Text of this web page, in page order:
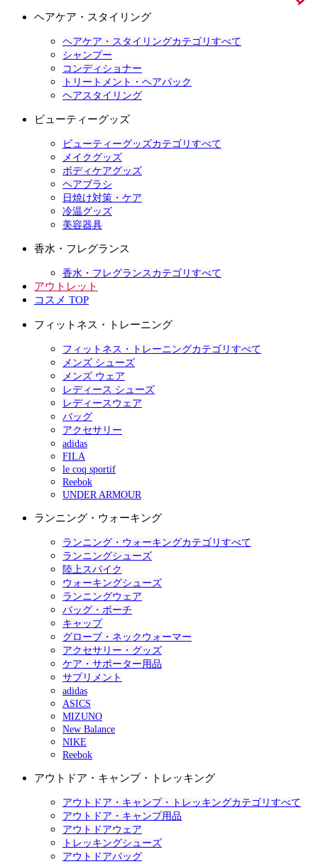
ヘアケア・スタイリング
ヘアケア・スタイリングカテゴリすべて
シャンプー
コンディショナー
トリートメント・ヘアパック
ヘアスタイリング
ビューティーグッズ
ビューティーグッズカテゴリすべて
メイクグッズ
ボディケアグッズ
ヘアブラシ
日焼け対策・ケア
冷温グッズ
美容器具
香水・フレグランス
香水・フレグランスカテゴリすべて
アウトレット
コスメ TOP
フィットネス・トレーニング
フィットネス・トレーニングカテゴリすべて
メンズ シューズ
メンズ ウェア
レディース シューズ
レディースウェア
バッグ
アクセサリー
adidas
FILA
le coq sportif
Reebok
UNDER ARMOUR
ランニング・ウォーキング
ランニング・ウォーキングカテゴリすべて
ランニングシューズ
陸上スパイク
ウォーキングシューズ
ランニングウェア
バッグ・ポーチ
キャップ
グローブ・ネックウォーマー
アクセサリー・グッズ
ケア・サポーター用品
サプリメント
adidas
ASICS
MIZUNO
New Balance
NIKE
Reebok
アウトドア・キャンプ・トレッキング
アウトドア・キャンプ・トレッキングカテゴリすべて
アウトドア・キャンプ用品
アウトドアウェア
トレッキングシューズ
アウトドアバッグ